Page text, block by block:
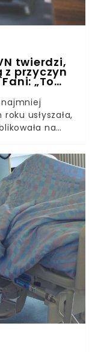
twierdzi,
z przyczyn
„To
najmniej
usłyszała,
na
z kranu. Fani
Nowotwór to
badane przez
Gwiazda TVN
zabrać
z przyczyn
kranu.